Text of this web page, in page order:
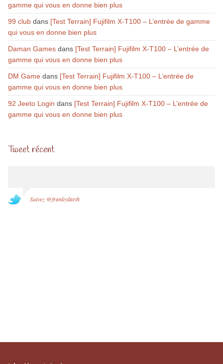
gamme qui vous en donne bien plus
99 clubdans [Test Terrain] Fujifilm X-T100 – L’entrée de gamme
qui vous en donne bien plus
Daman Gamesdans [Test Terrain] Fujifilm X-T100 – L’entrée de
gamme qui vous en donne bien plus
DM Gamedans [Test Terrain] Fujifilm X-T100 – L’entrée de
gamme qui vous en donne bien plus
92 Jeeto Login dans [Test Terrain] Fujifilm X-T100 – L’entrée de
gamme qui vous en donne bien plus
Tweet récent
Suivez @frankydarth